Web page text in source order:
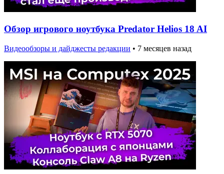
Обзор игрового ноутбука Predator Helios 18 AI
Видеообзоры и дайджесты редакции • 7 месяцев назад